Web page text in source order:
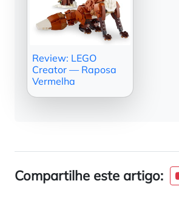
Review: LEGO
Creator — Raposa
Vermelha
Compartilhe este artigo: